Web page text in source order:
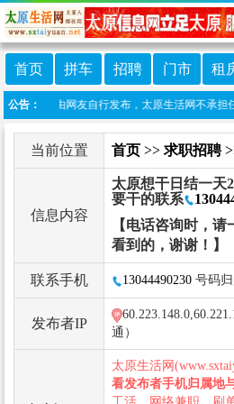
首页 拼车 招聘 门市 租
公告：
目信息由网友自行发布，太原生活网不承担
当前位置 首页 >> 求职招聘
信息内容
太原想干日结一天
要干的联系
【电话咨询时，
看到的，谢谢！】
联系手机 13044490230 号码
发布者IP
通）
太原生活网
看发布者手机归属地